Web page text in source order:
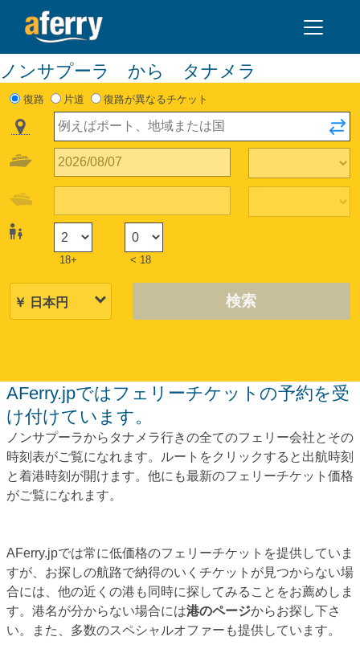
ノンサプーラ から タナメラ
復路 片道 復路が異なるチケット
18+ < 18
検索
AFerry.jpではフェリーチケットの予約を受
け付けています。
ノンサプーラからタナメラ行きの全てのフェリー会社とその
時刻表がご覧になれます。ルートをクリックすると出航時刻
と着港時刻が開けます。他にも最新のフェリーチケット価格
がご覧になれます。
AFerry.jpでは常に低価格のフェリーチケットを提供していま
すが、お探しの航路で納得のいくチケットが見つからない場
合には、他の近くの港も同時に探してみることをお薦めしま
す。港名が分からない場合には港のページからお探し下さ
い。また、多数のスペシャルオファーも提供しています。